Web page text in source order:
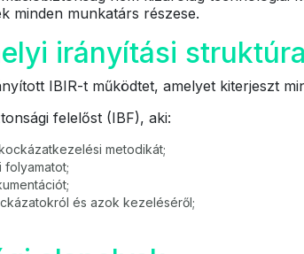
minden munkatárs részese.
irányítási struktúra
IBIR-t működtet, amelyet kiterjeszt
felelőst (IBF), aki:
metodikát;
folyamatot;
és azok kezeléséről;